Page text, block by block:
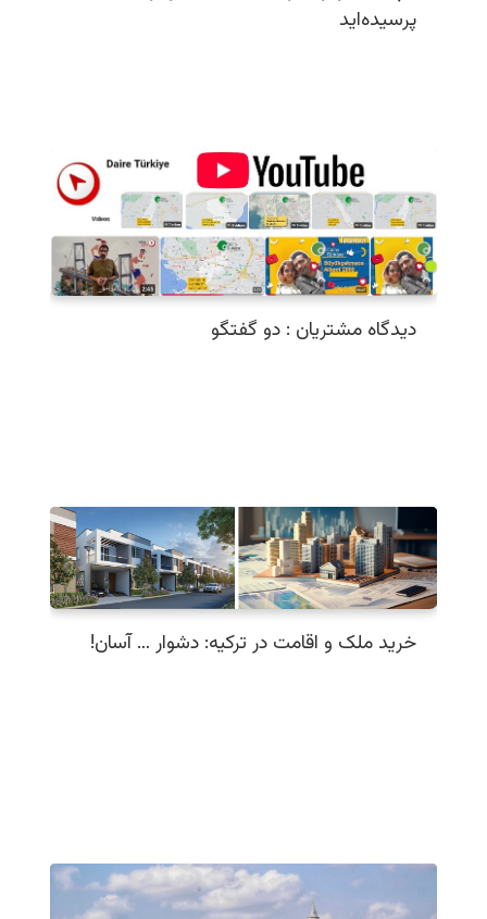
پرسیده‌اید
دیدگاه مشتریان : دو گفتگو
خرید ملک و اقامت در ترکیه: دشوار … آسان!